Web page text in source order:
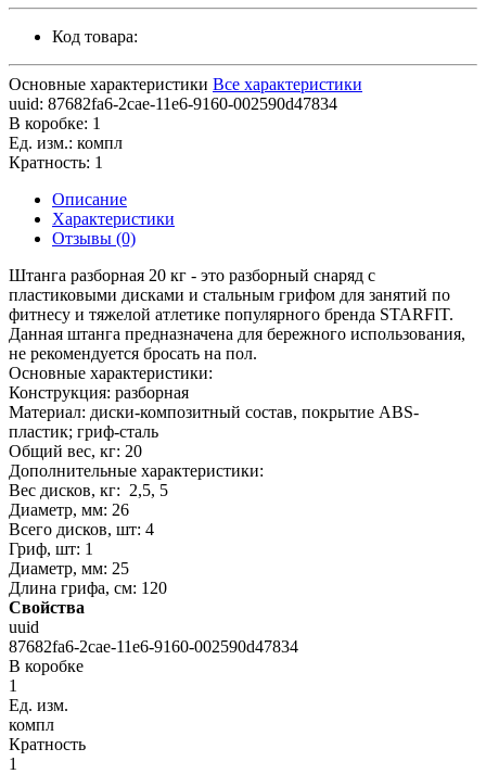
Код товара:
Основные характеристики Все характеристики
uuid: 87682fa6-2cae-11e6-9160-002590d47834
В коробке: 1
Ед. изм.: компл
Кратность: 1
Описание
Характеристики
Отзывы (0)
Штанга разборная 20 кг - это разборный снаряд с
пластиковыми дисками и стальным грифом для занятий по
фитнесу и тяжелой атлетике популярного бренда STARFIT.
Данная штанга предназначена для бережного использования,
не рекомендуется бросать на пол.
Основные характеристики:
Конструкция: разборная
Материал: диски-композитный состав, покрытие АВS-
пластик; гриф-сталь
Общий вес, кг: 20
Дополнительные характеристики:
Вес дисков, кг: 2,5, 5
Диаметр, мм: 26
Всего дисков, шт: 4
Гриф, шт: 1
Диаметр, мм: 25
Длина грифа, см: 120
Свойства
uuid
87682fa6-2cae-11e6-9160-002590d47834
В коробке
1
Ед. изм.
компл
Кратность
1